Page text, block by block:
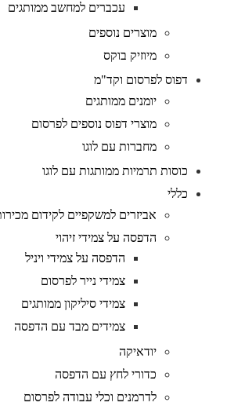
עכברים למחשב ממותגים
מוצרים נוספים
מיוזיק בוקס
דפוס לפרסום וקד"מ
יומנים ממותגים
מוצרי דפוס נוספים לפרסום
מחברות עם לוגו
כוסות תרמיות ממותגות עם לוגו
כללי
אביזרים למשקפיים לקידום מכירות
הדפסה על צמידי זיהוי
הדפסה על צמידי ויניל
צמידי נייר לפרסום
צמידי סיליקון ממותגים
צמידים מבד עם הדפסה
יודאיקה
כדורי לחץ עם הדפסה
לדרמנים וכלי עבודה לפרסום